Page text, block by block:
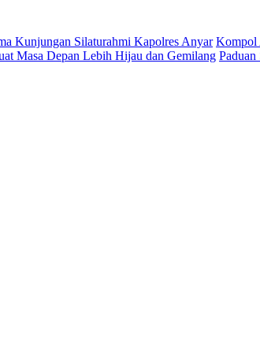
Kunjungan Silaturahmi Kapolres Anyar Kompol
Masa Depan Lebih Hijau dan Gemilang